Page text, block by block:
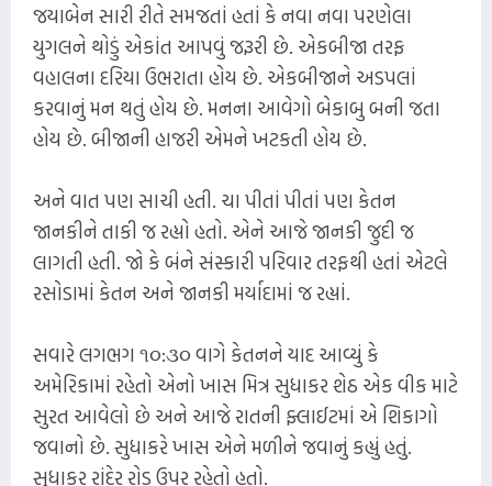
જયાબેન સારી રીતે સમજતાં હતાં કે નવા નવા પરણેલા
યુગલને થોડું એકાંત આપવું જરૂરી છે. એકબીજા તરફ
વહાલના દરિયા ઉભરાતા હોય છે. એકબીજાને અડપલાં
કરવાનું મન થતું હોય છે. મનના આવેગો બેકાબુ બની જતા
હોય છે. બીજાની હાજરી એમને ખટકતી હોય છે.
અને વાત પણ સાચી હતી. ચા પીતાં પીતાં પણ કેતન
જાનકીને તાકી જ રહ્યો હતો. એને આજે જાનકી જુદી જ
લાગતી હતી. જો કે બંને સંસ્કારી પરિવાર તરફથી હતાં એટલે
રસોડામાં કેતન અને જાનકી મર્યાદામાં જ રહ્યાં.
સવારે લગભગ ૧૦:૩૦ વાગે કેતનને યાદ આવ્યું કે
અમેરિકામાં રહેતો એનો ખાસ મિત્ર સુધાકર શેઠ એક વીક માટે
સુરત આવેલો છે અને આજે રાતની ફ્લાઈટમાં એ શિકાગો
જવાનો છે. સુધાકરે ખાસ એને મળીને જવાનું કહ્યું હતું.
સુધાકર રાંદેર રોડ ઉપર રહેતો હતો.